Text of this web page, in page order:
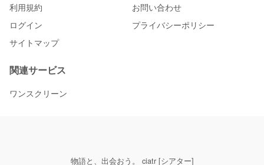
利用規約
お問い合わせ
ログイン
プライバシーポリシー
サイトマップ
関連サービス
ワンスクリーン
物語と、出会おう。 ciatr [シアター]